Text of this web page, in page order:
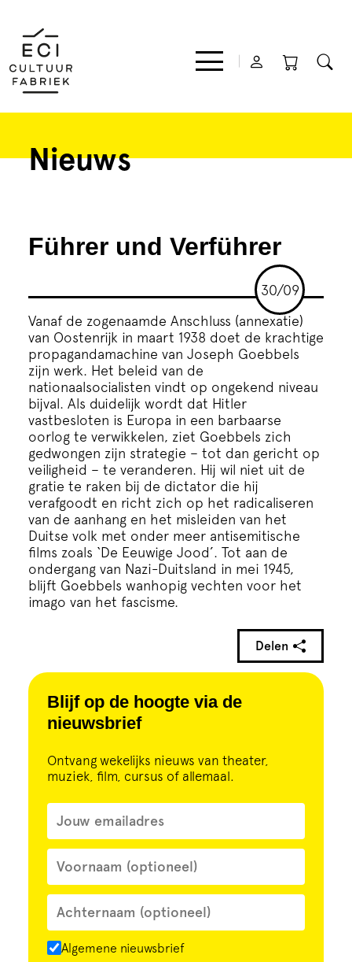
Film
Theater
Cursus
Onderwijs
ECI Cultuurcafé
Over ons
Contact
Steun ons
Nieuws
Blijf op de hoogte via de
nieuwsbrief
Ontvang wekelijks nieuws van theater,
muziek, film, cursus of allemaal.
Algemene nieuwsbrief
Führer und Verführer
30/09
Vanaf de zogenaamde Anschluss (annexatie)
van Oostenrijk in maart 1938 doet de krachtige
propagandamachine van Joseph Goebbels
zijn werk. Het beleid van de
nationaalsocialisten vindt op ongekend niveau
bijval. Als duidelijk wordt dat Hitler
vastbesloten is Europa in een barbaarse
oorlog te verwikkelen, ziet Goebbels zich
gedwongen zijn strategie – tot dan gericht op
veiligheid – te veranderen. Hij wil niet uit de
gratie te raken bij de dictator die hij
verafgoodt en richt zich op het radicaliseren
van de aanhang en het misleiden van het
Duitse volk met onder meer antisemitische
films zoals ‘De Eeuwige Jood’. Tot aan de
ondergang van Nazi-Duitsland in mei 1945,
blijft Goebbels wanhopig vechten voor het
imago van het fascisme.
Delen